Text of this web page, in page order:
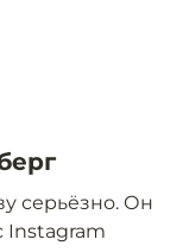
серьёзно. Он
Instagram